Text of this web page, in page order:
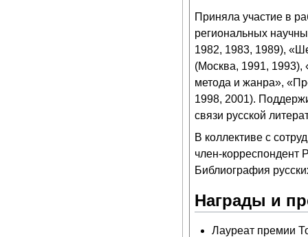
Приняла участие в
региональных
1982, 1983, 1989),
(Москва, 1991, 1993),
метода и жанра»,
1998, 2001).
связи русской
В коллективе с
член-
Библиография
Награды и
Лауреат премии